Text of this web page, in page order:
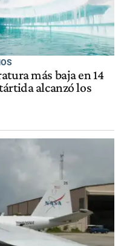
más baja en 14
alcanzó los